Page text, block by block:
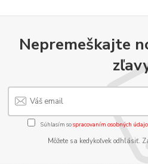
Nepremeškajte
Súhlasím sospracovaním osobných
Môžete sa kedykoľvek odhlásiť.